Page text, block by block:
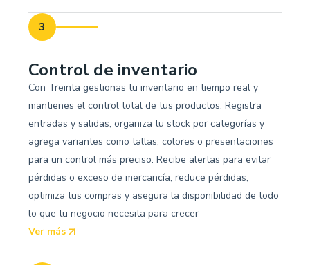
3
Control de inventario
Con Treinta gestionas tu inventario en tiempo real y
mantienes el control total de tus productos. Registra
entradas y salidas, organiza tu stock por categorías y
agrega variantes como tallas, colores o presentaciones
para un control más preciso. Recibe alertas para evitar
pérdidas o exceso de mercancía, reduce pérdidas,
optimiza tus compras y asegura la disponibilidad de todo
lo que tu negocio necesita para crecer
Ver más